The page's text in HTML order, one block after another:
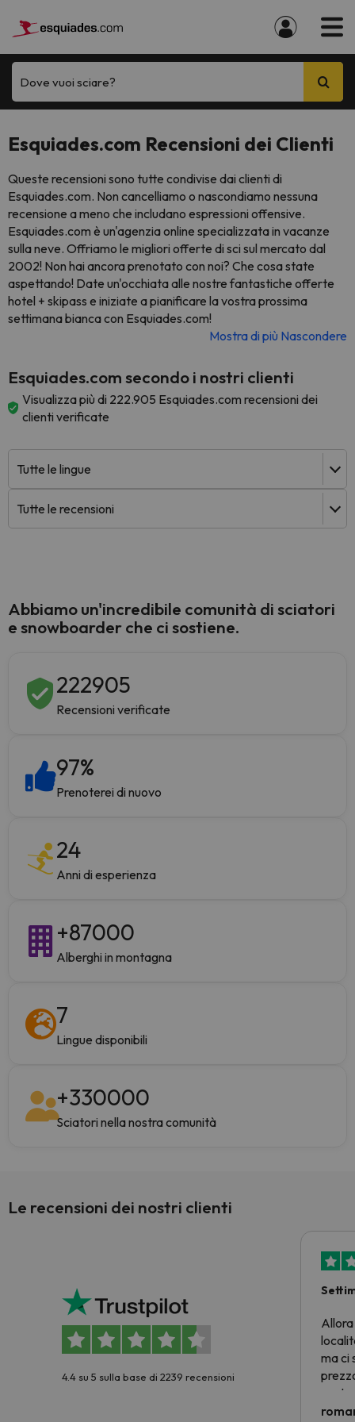
Dove vuoi sciare?
Esquiades.com Recensioni dei Clienti
Queste recensioni sono tutte condivise dai clienti di
Esquiades.com. Non cancelliamo o nascondiamo nessuna
recensione a meno che includano espressioni offensive.
Esquiades.com è un'agenzia online specializzata in vacanze
sulla neve. Offriamo le migliori offerte di sci sul mercato dal
2002! Non hai ancora prenotato con noi? Che cosa state
aspettando! Date un'occhiata alle nostre fantastiche offerte
hotel + skipass e iniziate a pianificare la vostra prossima
settimana bianca con Esquiades.com!
Mostra di più Nascondere
Esquiades.com secondo i nostri clienti
Visualizza più di 222.905 Esquiades.com recensioni dei
clienti verificate
Abbiamo un'incredibile comunità di sciatori
e snowboarder che ci sostiene.
222905
Recensioni verificate
97%
Prenoterei di nuovo
24
Anni di esperienza
+87000
Alberghi in montagna
7
Lingue disponibili
+330000
Sciatori nella nostra comunità
Le recensioni dei nostri clienti
4.4 su 5 sulla base di 2239 recensioni
Allora
ma ci